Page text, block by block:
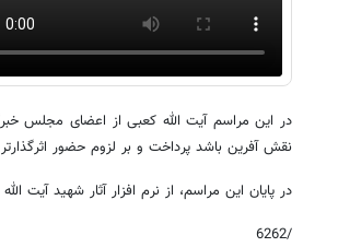
در این مراسم آیت الله کعبی از اعضای مجلس
نقش آفرین باشد پرداخت و بر لزوم حضور
در پایان این مراسم، از نرم افزار آثار شهید آیت
/6262